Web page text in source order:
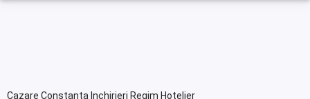
Cazare Constanta Inchirieri Regim Hotelier